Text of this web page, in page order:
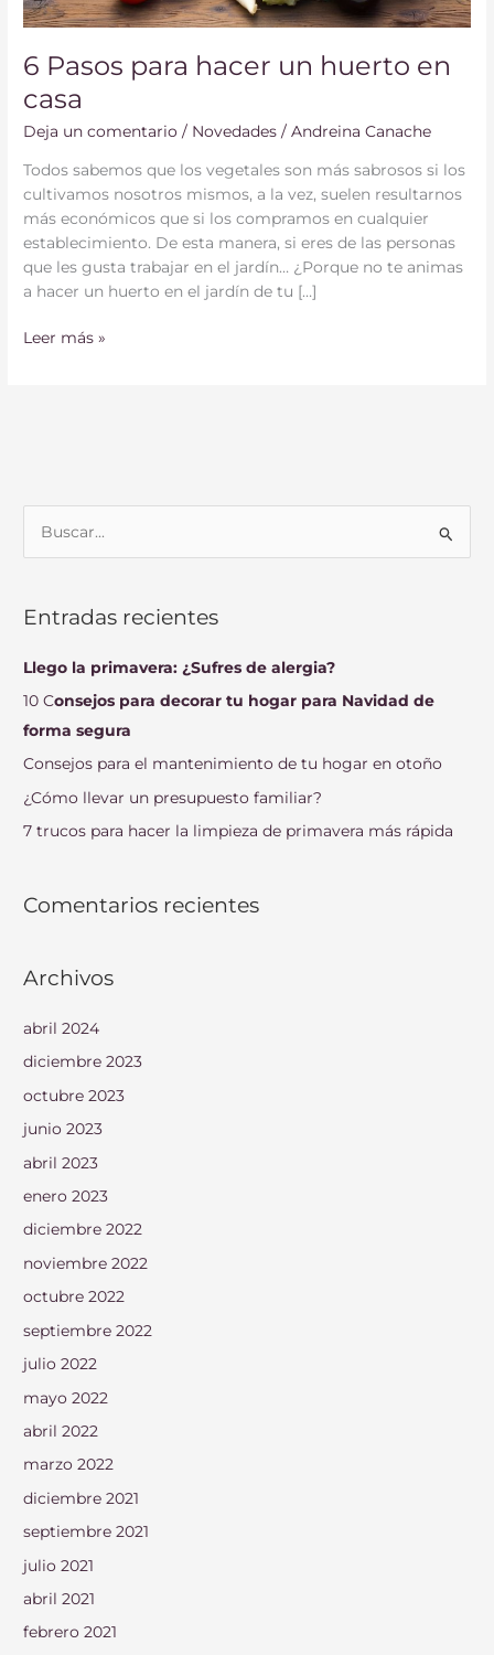
6 Pasos para hacer un huerto en
casa
Deja un comentario / Novedades /Andreina Canache
Todos sabemos que los vegetales son más sabrosos si los
cultivamos nosotros mismos, a la vez, suelen resultarnos
más económicos que si los compramos en cualquier
establecimiento. De esta manera, si eres de las personas
que les gusta trabajar en el jardín… ¿Porque no te animas
a hacer un huerto en el jardín de tu […]
Leer más »
c
r
:
Entradas recientes
Llego la primavera: ¿Sufres de alergia?
10 Consejos para decorar tu hogar para Navidad de
forma segura
Consejos para el mantenimiento de tu hogar en otoño
¿Cómo llevar un presupuesto familiar?
7 trucos para hacer la limpieza de primavera más rápida
Comentarios recientes
Archivos
abril 2024
diciembre 2023
octubre 2023
junio 2023
abril 2023
enero 2023
diciembre 2022
noviembre 2022
octubre 2022
septiembre 2022
julio 2022
mayo 2022
abril 2022
marzo 2022
diciembre 2021
septiembre 2021
julio 2021
abril 2021
febrero 2021